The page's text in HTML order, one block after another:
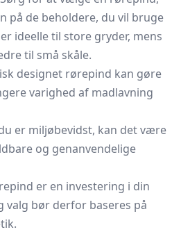
på de beholdere, du vil bruge
ideelle til store gryder, mens
til små skåle.
designet rørepind kan gøre
varighed af madlavning
er miljøbevidst, kan det være
og genanvendelige
er en investering i din
valg bør derfor baseres på